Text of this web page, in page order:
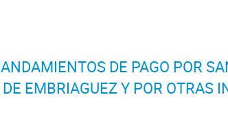
DE PAGO POR
EMBRIAGUEZ Y POR OTRAS